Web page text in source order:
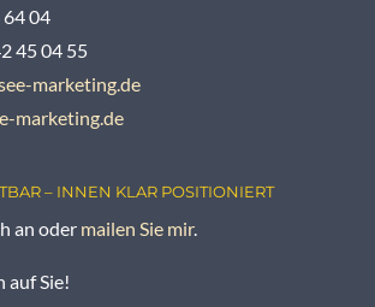
64 04
45 04 55
marketing.de
marketing.de
– INNEN KLAR POSITIONIERT
an oder mailen Sie mir.
auf Sie!